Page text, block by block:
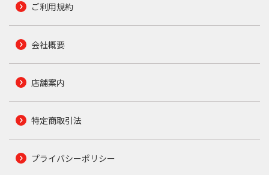
ご利用規約
会社概要
店舗案内
特定商取引法
プライバシーポリシー